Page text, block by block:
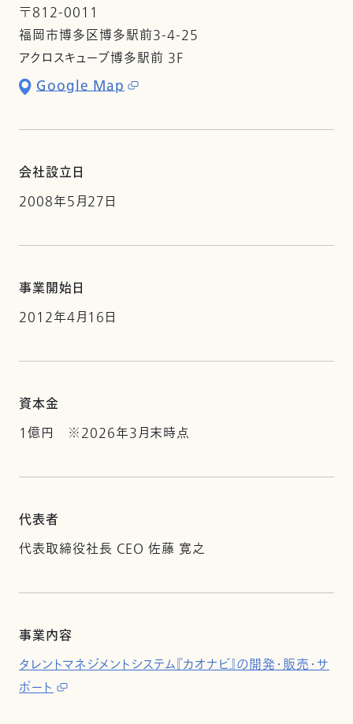
〒812-0011
福岡市博多区博多駅前3-4-25
アクロスキューブ博多駅前 3F
Google Map
会社設立日
2008年5月27日
事業開始日
2012年4月16日
資本金
1億円 ※2026年3月末時点
代表者
代表取締役社長 CEO 佐藤 寛之
事業内容
タレントマネジメントシステム『カオナビ』の開発・販売・サ
ポート